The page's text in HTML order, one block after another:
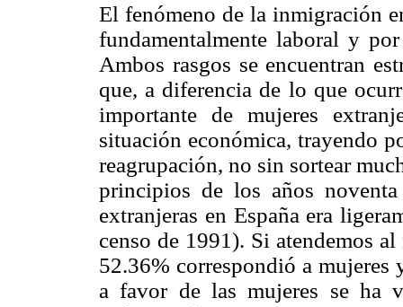
El fenómeno de la inmigración
fundamentalmente laboral y
Ambos rasgos se encuentran
que, a diferencia de lo que
importante de mujeres
situación económica, trayendo
reagrupación, no sin sortear
principios de los años
extranjeras en España era
censo de 1991). Si atendemos
52.36% correspondió a
a favor de las mujeres se ha